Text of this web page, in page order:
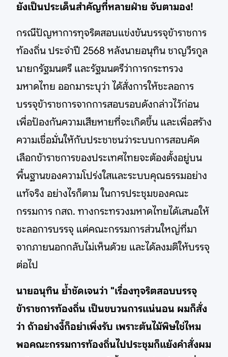
ยังเป็นประเด็นสำคัญที่หลายฝ่าย จับตามอง!
กรณีปัญหาการทุจริตสอบแข่งขันบรรจุข้าราชการ
ท้องถิ่น ประจำปี 2568 หลังนายอนุทิน ชาญวีรกูล
นายกรัฐมนตรี และรัฐมนตรีว่าการกระทรวง
มหาดไทย ออกมาระบุว่า ได้สั่งการให้ชะลอการ
บรรจุข้าราชการจากการสอบรอบดังกล่าวไว้ก่อน
เพื่อป้องกันความเสียหายที่จะเกิดขึ้น และเพื่อสร้าง
ความเชื่อมั่นให้กับประชาชนว่าระบบการสอบคัด
เลือกข้าราชการของประเทศไทยจะต้องตั้งอยู่บน
พื้นฐานของความโปร่งใสและระบบคุณธรรมอย่าง
แท้จริง อย่างไรก็ตาม ในการประชุมของคณะ
กรรมการ กสถ. ทางกระทรวงมหาดไทยได้เสนอให้
ชะลอการบรรจุ แต่คณะกรรมการส่วนใหญ่ที่มา
จากภายนอกกลับไม่เห็นด้วย และได้ลงมติให้บรรจุ
ต่อไป
นายอนุทิน ย้ำชัดเจนว่า "เรื่องทุจริตสอบบรรจุ
ข้าราชการท้องถิ่น เป็นขบวนการแน่นอน ผมก็สั่ง
ว่า ถ้าอย่างงี้ก็อย่าเพิ่งรับ เพราะต้นไม้พิษใช่ไหม
พอคณะกรรมการท้องถิ่นไปประชุมก็แย้งคำสั่งผม